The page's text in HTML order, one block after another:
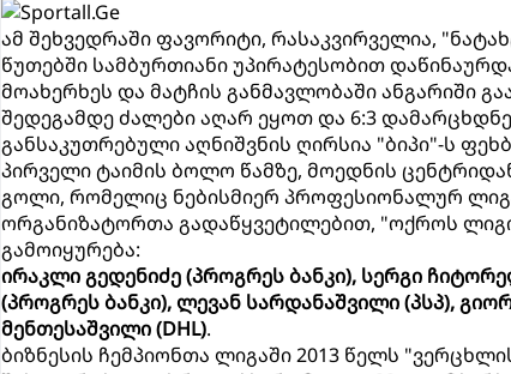
ამ შეხვედრაში ფავორიტი, რასაკვირველია,
წუთებში სამბურთიანი უპირატესობით
მოახერხეს და მატჩის განმავლობაში ანგარიში
შედეგამდე ძალები აღარ ეყოთ და 6:3
განსაკუთრებული აღნიშვნის ღირსია "ბიპი"-ს
პირველი ტაიმის ბოლო წამზე, მოედნის
გოლი, რომელიც ნებისმიერ პროფესიონალურ
ორგანიზატორთა გადაწყვეტილებით, "ოქროს
გამოიყურება:
ირაკლი გედენიძე (პროგრეს ბანკი), სერგი
(პროგრეს ბანკი), ლევან სარდანაშვილი (პსპ),
მენთესაშვილი (DHL).
ბიზნესის ჩემპიონთა ლიგაში 2013 წელს